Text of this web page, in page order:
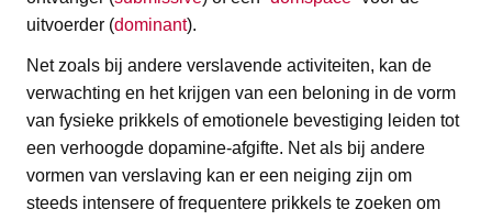
uitvoerder (dominant).
Net zoals bij andere verslavende activiteiten, kan de
verwachting en het krijgen van een beloning in de vorm
van fysieke prikkels of emotionele bevestiging leiden tot
een verhoogde dopamine-afgifte. Net als bij andere
vormen van verslaving kan er een neiging zijn om
steeds intensere of frequentere prikkels te zoeken om